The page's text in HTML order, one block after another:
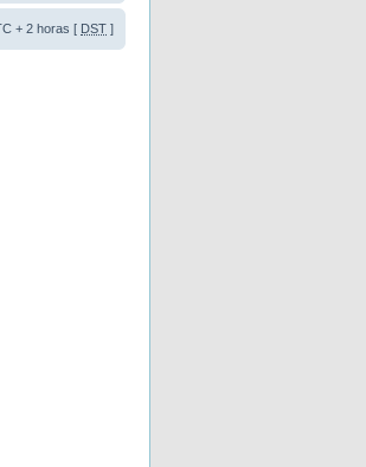
+ 2 horas [ DST ]